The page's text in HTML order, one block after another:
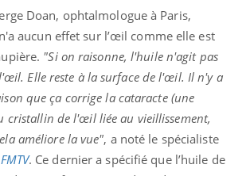
Doan, ophtalmologue à Paris,
aucun effet sur l’œil comme elle est
"Si on raisonne, l'huile n'agit pas
Elle reste à la surface de l'œil. Il n'y a
que ça corrige la cataracte (une
cristallin de l'œil liée au vieillissement,
améliore la vue", a noté le spécialiste
. Ce dernier a spécifié que l’huile de